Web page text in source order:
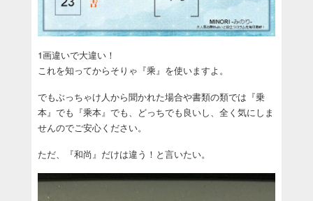
1画違いで大違い！
これを知ってからそりゃ『乘』を使いますよ。
でもぶっちゃけ人から聞かれた場合や書類の類では『乗
本』でも『乘本』でも、どっちでも良いし、全く気にしま
せんのでご安心ください。
ただ、『和尚』だけは違う！と言いたい。